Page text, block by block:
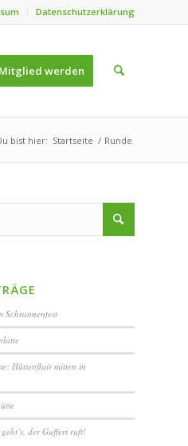
Datenschutzerklärung
Mitglied werden
bist hier: Startseite / Runde
Schrannenfest
Hüttenflair mitten in
der Guffert ruft!